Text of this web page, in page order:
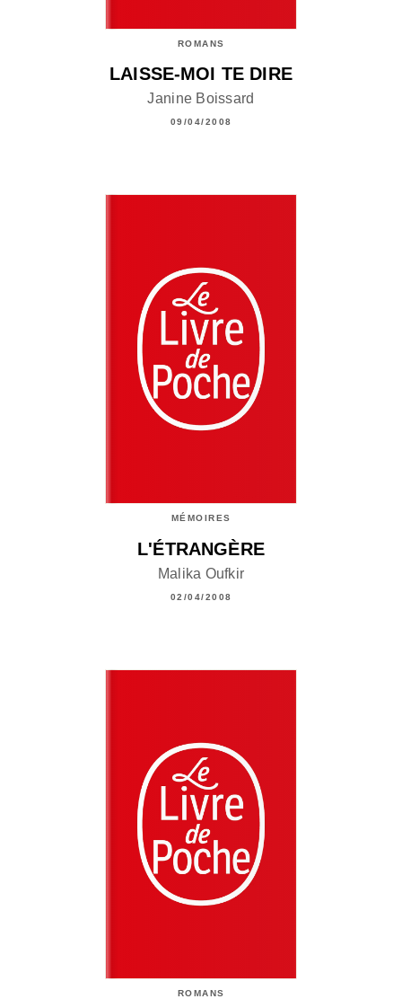
ROMANS
LAISSE-MOI TE DIRE
Janine Boissard
09/04/2008
MÉMOIRES
L'ÉTRANGÈRE
Malika Oufkir
02/04/2008
ROMANS